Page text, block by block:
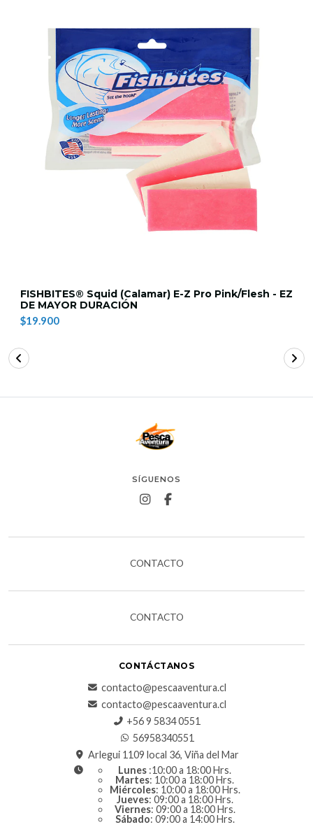
FISHBITES® Squid (Calamar) E-Z Pro Pink/Flesh - EZ
DE MAYOR DURACIÓN
$19.900
SÍGUENOS
CONTACTO
CONTACTO
CONTÁCTANOS
contacto@pescaaventura.cl
contacto@pescaaventura.cl
+56 9 5834 0551
56958340551
Arlegui 1109 local 36, Viña del Mar
Lunes :10:00 a 18:00 Hrs.
Martes: 10:00 a 18:00 Hrs.
Miércoles: 10:00 a 18:00 Hrs.
Jueves: 09:00 a 18:00 Hrs.
Viernes: 09:00 a 18:00 Hrs.
Sábado: 09:00 a 14:00 Hrs.